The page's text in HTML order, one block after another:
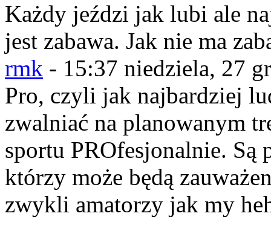
Każdy jeździ jak lubi ale
jest zabawa. Jak nie ma
rmk - 15:37 niedziela, 27
Pro, czyli jak najbardziej
zwalniać na planowanym
sportu PROfesjonalnie. Są
którzy może będą
zwykli amatorzy jak my